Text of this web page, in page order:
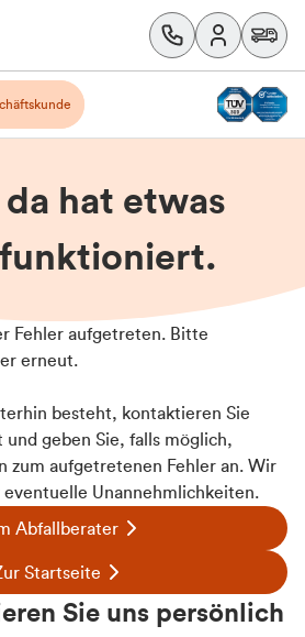
da hat etwas
Fehler aufgetreten. Bitte
erneut.
besteht, kontaktieren Sie
geben Sie, falls möglich,
zum aufgetretenen Fehler an. Wir
Unannehmlichkeiten.
Abfallberater
Startseite
Sie uns persönlich